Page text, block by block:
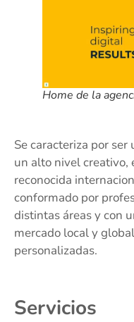
Home de la
Se caracteriza por
un alto nivel creativo,
reconocida
conformado por
distintas áreas y con
mercado local y
personalizadas.
Servicios